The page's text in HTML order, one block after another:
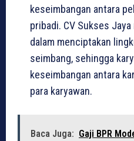
keseimbangan antara
pribadi. CV Sukses
dalam menciptakan
seimbang, sehingga
keseimbangan antara
para karyawan.
Baca Juga: Gaji BPR